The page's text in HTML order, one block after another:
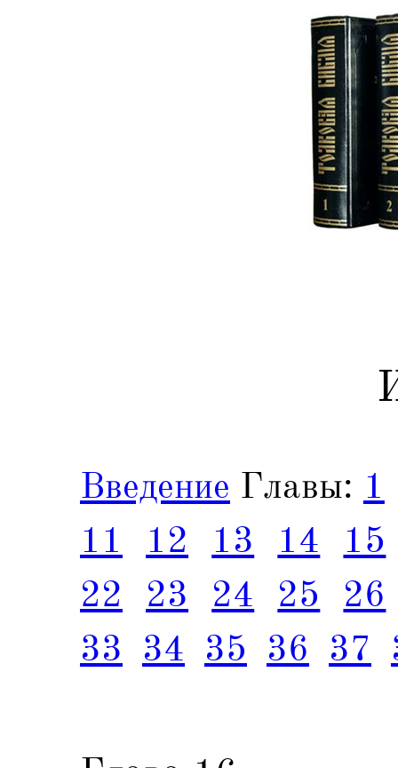
Введение Главы: 1
11
12 13 14
15
22
23 24 25
26
33 34 35 36 37